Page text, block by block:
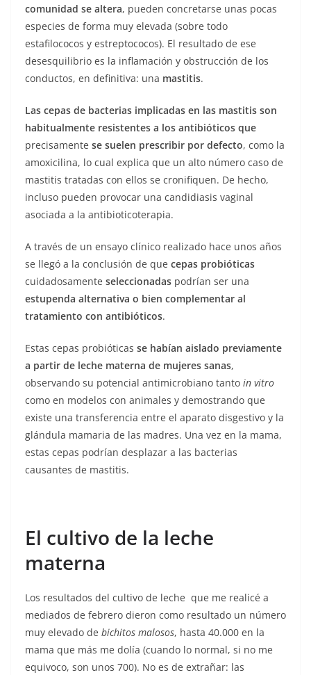
comunidad se altera, pueden concretarse unas pocas
especies de forma muy elevada (sobre todo
estafilococos y estreptococos). El resultado de ese
desesquilibrio es la inflamación y obstrucción de los
conductos, en definitiva: una mastitis.
Las cepas de bacterias implicadas en las mastitis son
habitualmente resistentes a los antibióticos que
precisamente se suelen prescribir por defecto, como la
amoxicilina, lo cual explica que un alto número caso de
mastitis tratadas con ellos se cronifiquen. De hecho,
incluso pueden provocar una candidiasis vaginal
asociada a la antibioticoterapia.
A través de un ensayo clínico realizado hace unos años
se llegó a la conclusión de que cepas probióticas
cuidadosamente seleccionadas podrían ser una
estupenda alternativa o bien complementar al
tratamiento con antibióticos.
Estas cepas probióticas se habían aislado previamente
a partir de leche materna de mujeres sanas,
observando su potencial antimicrobiano tanto in vitro
como en modelos con animales y demostrando que
existe una transferencia entre el aparato disgestivo y la
glándula mamaria de las madres. Una vez en la mama,
estas cepas podrían desplazar a las bacterias
causantes de mastitis.
El cultivo de la leche
materna
Los resultados del cultivo de leche que me realicé a
mediados de febrero dieron como resultado un número
muy elevado de bichitos malosos, hasta 40.000 en la
mama que más me dolía (cuando lo normal, si no me
equivoco, son unos 700). No es de extrañar: las